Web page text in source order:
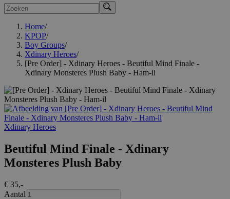
Zoeken
Home/
KPOP/
Boy Groups/
Xdinary Heroes/
[Pre Order] - Xdinary Heroes - Beutiful Mind Finale -
Xdinary Monsteres Plush Baby - Ham-il
Xdinary Heroes
Beutiful Mind Finale - Xdinary
Monsteres Plush Baby
€ 35,-
Aantal